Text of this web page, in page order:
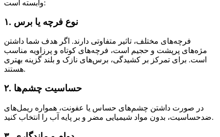
وابسته است:
۱. نوع فرچه یا برس
فرچه‌های مختلف، تاثیر متفاوتی دارند. اگر هدف شما داشتن
مژه‌های پرپشت و حجیم است، فرچه‌های کوتاه و پرزاویه مناسب
است. برای تمرکز بر کشیدگی، برس‌های نازک و بلند گزینه بهتری
هستند.
۲. حساسیت چشم‌ها
در صورت داشتن چشم‌های حساس یا عفونت، همواره ریمل‌های
ضدحساسیت، بدون مواد شیمیایی مضر و بر پایه آب را انتخاب کنید.